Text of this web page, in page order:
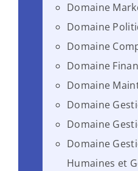
Domaine
Domaine
Domaine
Domaine
Domaine
Domaine
Domaine
Domaine
Humaines et